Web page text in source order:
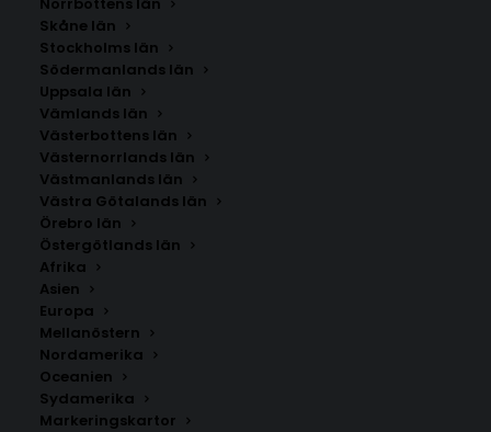
Skåne län
Stockholms län
Södermanlands län
Uppsala län
Vämlands län
Västerbottens län
Västernorrlands län
Västmanlands län
Västra Götalands län
Örebro län
Östergötlands län
Afrika
Asien
Europa
Mellanöstern
Nordamerika
Oceanien
Sydamerika
Markeringskartor
SÖK AFFISCHER
Sök
efter: